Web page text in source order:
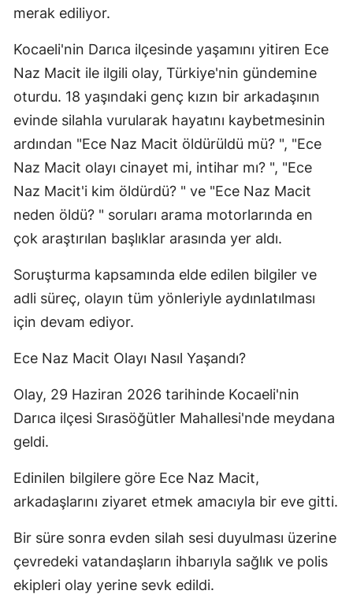
merak ediliyor.
Kocaeli'nin Darıca ilçesinde yaşamını yitiren Ece
Naz Macit ile ilgili olay, Türkiye'nin gündemine
oturdu. 18 yaşındaki genç kızın bir arkadaşının
evinde silahla vurularak hayatını kaybetmesinin
ardından "Ece Naz Macit öldürüldü mü? ", "Ece
Naz Macit olayı cinayet mi, intihar mı? ", "Ece
Naz Macit'i kim öldürdü? " ve "Ece Naz Macit
neden öldü? " soruları arama motorlarında en
çok araştırılan başlıklar arasında yer aldı.
Soruşturma kapsamında elde edilen bilgiler ve
adli süreç, olayın tüm yönleriyle aydınlatılması
için devam ediyor.
Ece Naz Macit Olayı Nasıl Yaşandı?
Olay, 29 Haziran 2026 tarihinde Kocaeli'nin
Darıca ilçesi Sırasöğütler Mahallesi'nde meydana
geldi.
Edinilen bilgilere göre Ece Naz Macit,
arkadaşlarını ziyaret etmek amacıyla bir eve gitti.
Bir süre sonra evden silah sesi duyulması üzerine
çevredeki vatandaşların ihbarıyla sağlık ve polis
ekipleri olay yerine sevk edildi.